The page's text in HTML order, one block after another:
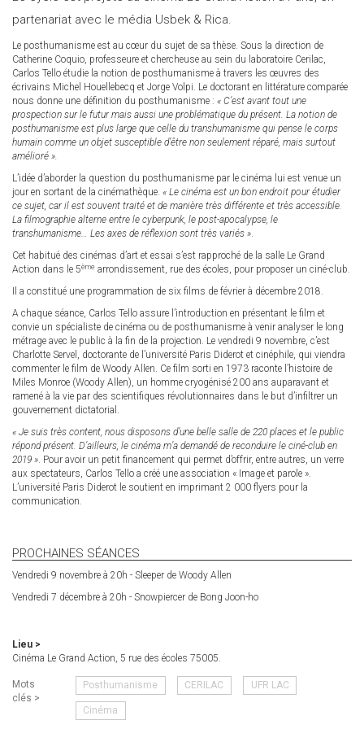
partenariat avec le média Usbek & Rica.
Le posthumanisme est au cœur du sujet de sa thèse. Sous la direction de
Catherine Coquio, professeure et chercheuse au sein du laboratoire Cerilac,
Carlos Tello étudie la notion de posthumanisme à travers les œuvres des
écrivains Michel Houellebecq et Jorge Volpi. Le doctorant en littérature comparée
nous donne une définition du posthumanisme : « C’est avant tout une
prospection sur le futur mais aussi une problématique du présent. La notion de
posthumanisme est plus large que celle du transhumanisme qui pense le corps
humain comme un objet susceptible d’être non seulement réparé, mais surtout
amélioré ».
L’idée d’aborder la question du posthumanisme par le cinéma lui est venue un
jour en sortant de la cinémathèque. « Le cinéma est un bon endroit pour étudier
ce sujet, car il est souvent traité et de manière très différente et très accessible.
La filmographie alterne entre le cyberpunk, le post-apocalypse, le
transhumanisme… Les axes de réflexion sont très variés ».
Cet habitué des cinémas d’art et essai s’est rapproché de la salle Le Grand
Action dans le 5ème arrondissement, rue des écoles, pour proposer un ciné-club.
Il a constitué une programmation de six films de février à décembre 2018.
A chaque séance, Carlos Tello assure l’introduction en présentant le film et
convie un spécialiste de cinéma ou de posthumanisme à venir analyser le long
métrage avec le public à la fin de la projection. Le vendredi 9 novembre, c’est
Charlotte Servel, doctorante de l’université Paris Diderot et cinéphile, qui viendra
commenter le film de Woody Allen. Ce film sorti en 1973 raconte l’histoire de
Miles Monroe (Woody Allen), un homme cryogénisé 200 ans auparavant et
ramené à la vie par des scientifiques révolutionnaires dans le but d’infiltrer un
gouvernement dictatorial.
« Je suis très content, nous disposons d’une belle salle de 220 places et le public
répond présent. D’ailleurs, le cinéma m’a demandé de reconduire le ciné-club en
2019 ». Pour avoir un petit financement qui permet d’offrir, entre autres, un verre
aux spectateurs, Carlos Tello a créé une association « Image et parole ».
L’université Paris Diderot le soutient en imprimant 2 000 flyers pour la
communication.
PROCHAINES SÉANCES
Vendredi 9 novembre à 20h - Sleeper de Woody Allen
Vendredi 7 décembre à 20h - Snowpiercer de Bong Joon-ho
Lieu >
Cinéma Le Grand Action, 5 rue des écoles 75005.
Mots
clés >
Posthumanisme CERILAC UFR LAC
Cinéma